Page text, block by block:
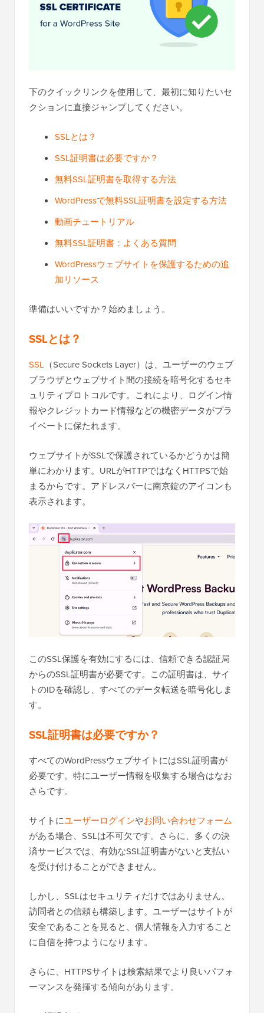
下のクイックリンクを使用して、最初に知りたいセ
クションに直接ジャンプしてください。
SSLとは？
SSL証明書は必要ですか？
無料SSL証明書を取得する方法
WordPressで無料SSL証明書を設定する方法
動画チュートリアル
無料SSL証明書：よくある質問
WordPressウェブサイトを保護するための追
加リソース
準備はいいですか？始めましょう。
SSLとは？
SSL （Secure Sockets Layer）は、ユーザーのウェブ
ブラウザとウェブサイト間の接続を暗号化するセキ
ュリティプロトコルです。これにより、ログイン情
報やクレジットカード情報などの機密データがプラ
イベートに保たれます。
ウェブサイトがSSLで保護されているかどうかは簡
単にわかります。URLがHTTPではなくHTTPSで始
まるからです。アドレスバーに南京錠のアイコンも
表示されます。
このSSL保護を有効にするには、信頼できる認証局
からのSSL証明書が必要です。この証明書は、サイ
トのIDを確認し、すべてのデータ転送を暗号化しま
す。
SSL証明書は必要ですか？
すべてのWordPressウェブサイトにはSSL証明書が
必要です。特にユーザー情報を収集する場合はなお
さらです。
サイトにユーザーログインやお問い合わせフォーム
がある場合、SSLは不可欠です。さらに、多くの決
済サービスでは、有効なSSL証明書がないと支払い
を受け付けることができません。
しかし、SSLはセキュリティだけではありません。
訪問者との信頼も構築します。ユーザーはサイトが
安全であることを見ると、個人情報を入力すること
に自信を持つようになります。
さらに、HTTPSサイトは検索結果でより良いパフォ
ーマンスを発揮する傾向があります。